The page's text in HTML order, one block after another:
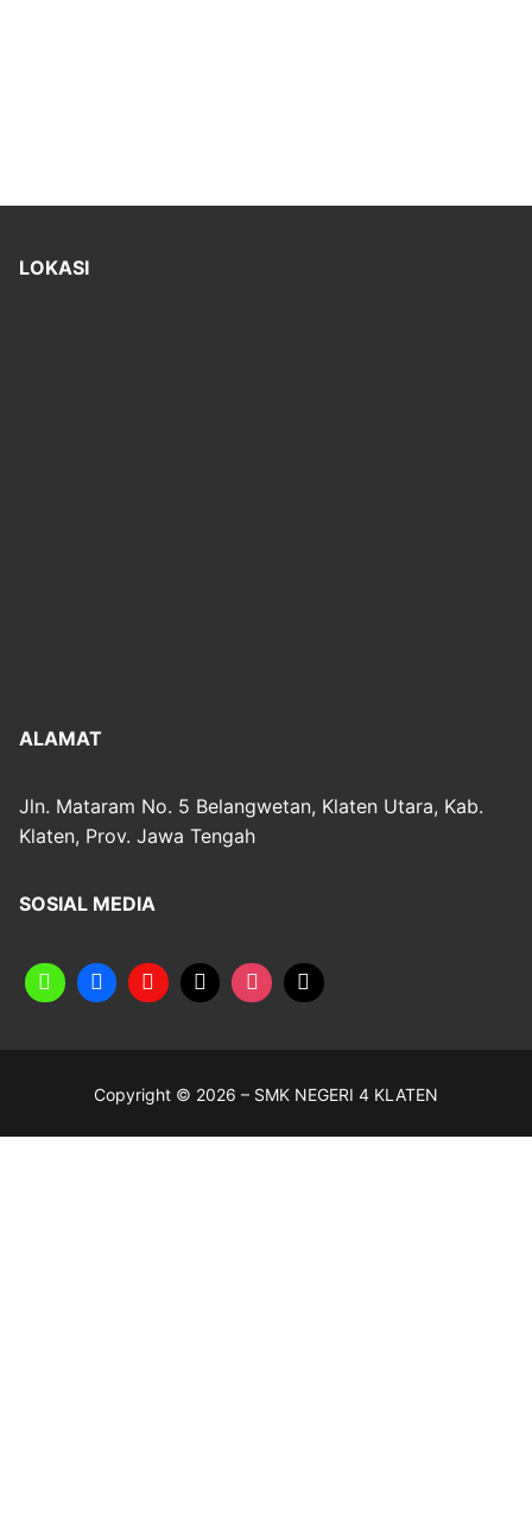
LOKASI
ALAMAT
Jln. Mataram No. 5 Belangwetan, Klaten Utara, Kab.
Klaten, Prov. Jawa Tengah
SOSIAL MEDIA
Copyright © 2026 – SMK NEGERI 4 KLATEN